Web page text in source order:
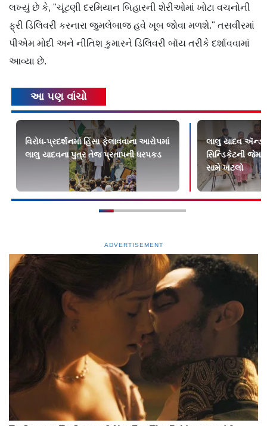
લખ્યું છે કે, "ચૂંટણી દરમિયાન બિહારની શેરીઓમાં ખોટા વચનોની
ફ્રી ડિલિવરી કરનારા જુમલેબાજ હવે ખૂબ જોવા મળશે." તસવીરમાં
પીએમ મોદી અને નીતિશ કુમારને ડિલિવરી બૉય તરીકે દર્શાવવામાં
આવ્યા છે.
આ પણ વાંચો
વિરોધ-પ્રદર્શનમાં હિંસા ફેલાવવાના આરોપમાં
લાલુ યાદવના પુત્ર તેજ પ્રતાપની ધરપકડ
લાલુ યાદવ ઍન્ડ
સિન્ડિકેટની જેમ
સામે ખટલો
ADVERTISEMENT